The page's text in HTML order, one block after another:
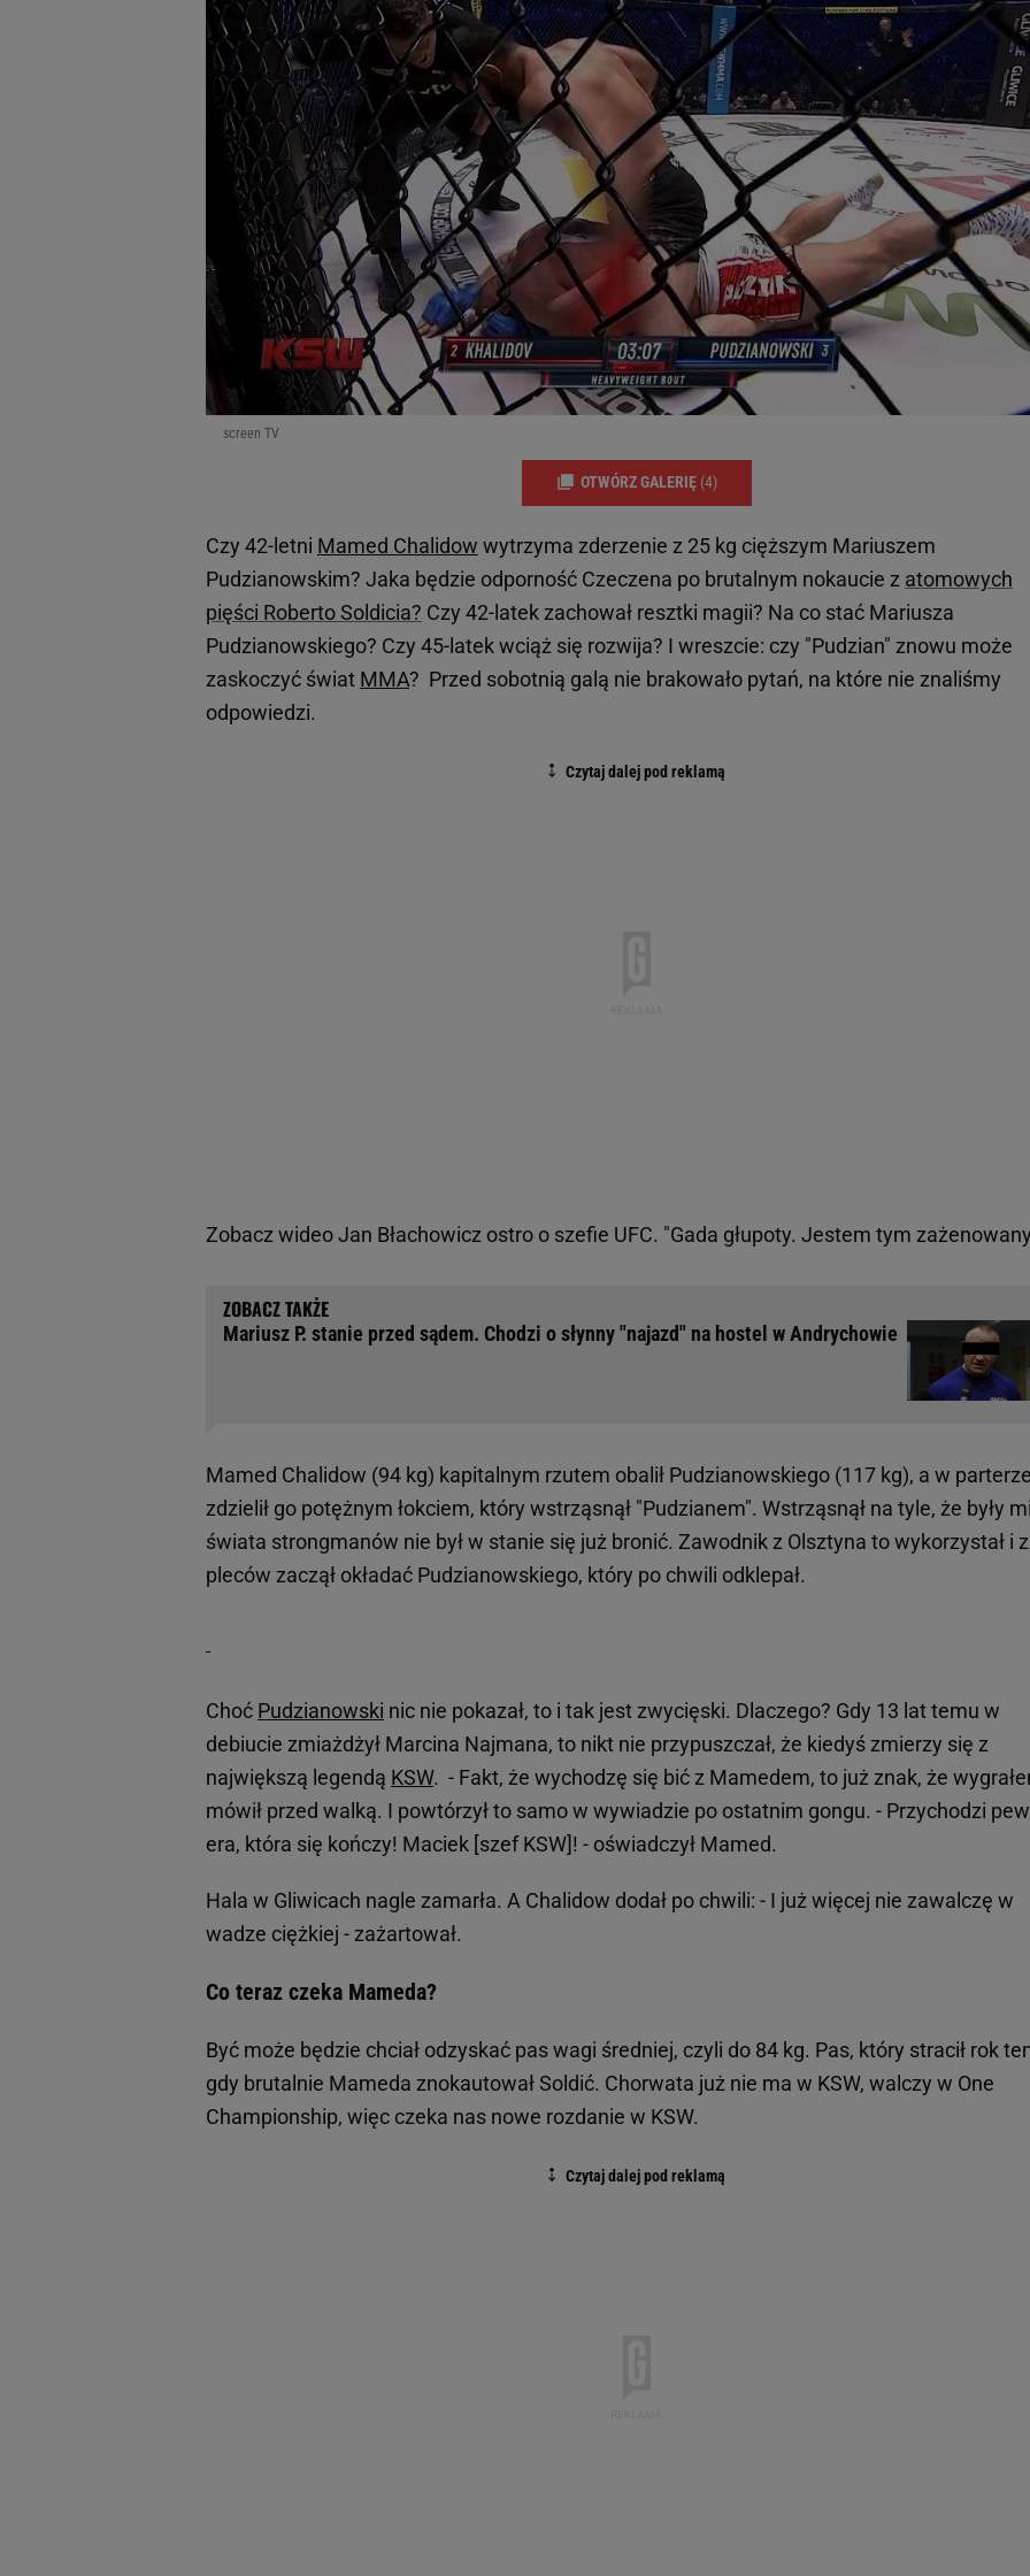
screen TV
OTWÓRZ GALERIĘ (4)
Czy 42-letni Mamed Chalidow wytrzyma zderzenie z 25 kg cięższym Mariuszem
Pudzianowskim? Jaka będzie odporność Czeczena po brutalnym nokaucie z atomowych
pięści Roberto Soldicia? Czy 42-latek zachował resztki magii? Na co stać Mariusza
Pudzianowskiego? Czy 45-latek wciąż się rozwija? I wreszcie: czy "Pudzian" znowu może
zaskoczyć świat MMA? Przed sobotnią galą nie brakowało pytań, na które nie znaliśmy
odpowiedzi.
Zobacz wideoJan Błachowicz ostro o szefie UFC. "Gada głupoty. Jestem tym
Mariusz P. stanie przed sądem. Chodzi o słynny "najazd" na hostel w Andrychowie
Mamed Chalidow (94 kg) kapitalnym rzutem obalił Pudzianowskiego (117 kg), a w parterze
zdzielił go potężnym łokciem, który wstrząsnął "Pudzianem". Wstrząsnął na tyle, że były
świata strongmanów nie był w stanie się już bronić. Zawodnik z Olsztyna to wykorzystał i
pleców zaczął okładać Pudzianowskiego, który po chwili odklepał.
Choć Pudzianowski nic nie pokazał, to i tak jest zwycięski. Dlaczego? Gdy 13 lat temu w
debiucie zmiażdżył Marcina Najmana, to nikt nie przypuszczał, że kiedyś zmierzy się z
największą legendą KSW. - Fakt, że wychodzę się bić z Mamedem, to już znak, że
mówił przed walką. I powtórzył to samo w wywiadzie po ostatnim gongu. - Przychodzi
era, która się kończy! Maciek [szef KSW]! - oświadczył Mamed.
Hala w Gliwicach nagle zamarła. A Chalidow dodał po chwili: - I już więcej nie zawalczę w
wadze ciężkiej - zażartował.
Co teraz czeka Mameda?
Być może będzie chciał odzyskać pas wagi średniej, czyli do 84 kg. Pas, który stracił rok
gdy brutalnie Mameda znokautował Soldić. Chorwata już nie ma w KSW, walczy w One
Championship, więc czeka nas nowe rozdanie w KSW.